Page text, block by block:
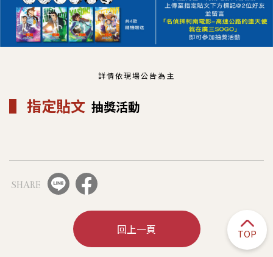
詳情依現場公告為主
▌ 指定貼文 抽獎活動
SHARE
回上一頁 TOP